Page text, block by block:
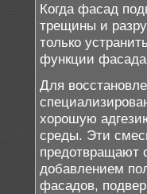
Когда фасад
трещины и
только
функции
Для
хорошую
среды. Эти
предотвращают
добавлением
фасадов,